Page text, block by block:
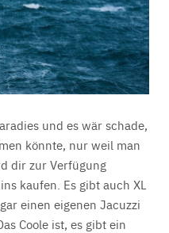
und es wär schade,
könnte, nur weil man
dir zur Verfügung
kaufen. Es gibt auch XL
einen eigenen Jacuzzi
Coole ist, es gibt ein